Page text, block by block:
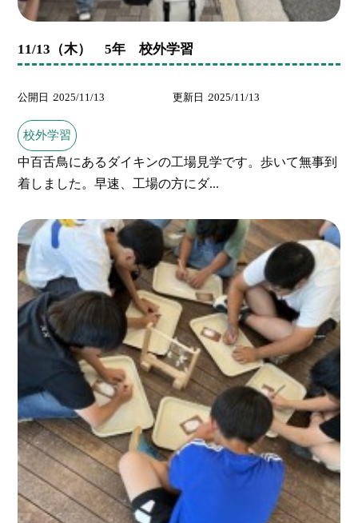
11/13（木） 5年 校外学習
公開日 2025/11/13 更新日 2025/11/13
校外学習
中百舌鳥にあるダイキンの工場見学です。歩いて無事到
着しました。早速、工場の方にダ...